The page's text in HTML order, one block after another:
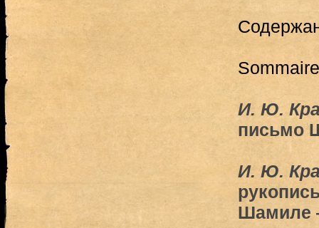
Sommaire
И. Ю.
письмо
И. Ю.
Шамиле